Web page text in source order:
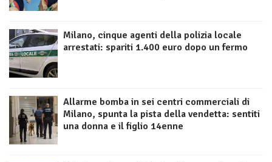
Milano, cinque agenti della polizia locale
arrestati: spariti 1.400 euro dopo un fermo
Allarme bomba in sei centri commerciali di
Milano, spunta la pista della vendetta: sentiti
una donna e il figlio 14enne